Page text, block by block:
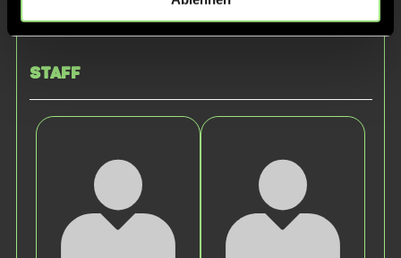
Staff